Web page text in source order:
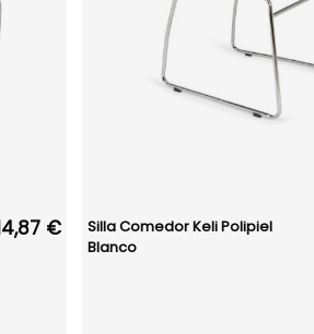
€
Silla Comedor Keli Polipiel
Blanco